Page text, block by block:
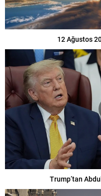
12 Ağustos
Trump’tan